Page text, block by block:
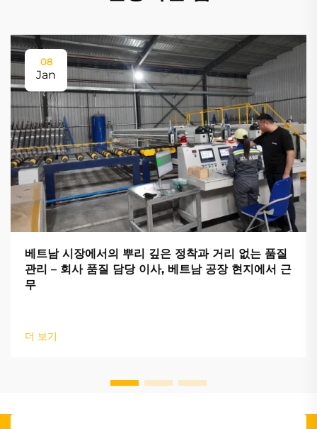
08
Jan
베트남 시장에서의 뿌리 깊은 정착과 거리 없는 품질
관리 – 회사 품질 담당 이사, 베트남 공장 현지에서 근
무
더 보기